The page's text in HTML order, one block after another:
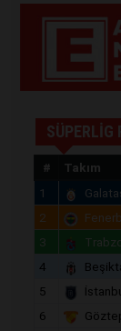
SÜPERLİG
# Takım
1
2
3
4
5
6